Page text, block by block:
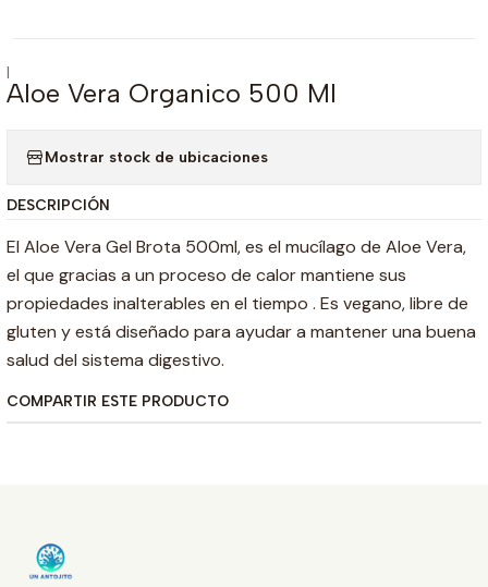
|
Aloe Vera Organico 500 Ml
Mostrar stock de ubicaciones
DESCRIPCIÓN
El Aloe Vera Gel Brota 500ml, es el mucílago de Aloe Vera,
el que gracias a un proceso de calor mantiene sus
propiedades inalterables en el tiempo . Es vegano, libre de
gluten y está diseñado para ayudar a mantener una buena
salud del sistema digestivo.
COMPARTIR ESTE PRODUCTO